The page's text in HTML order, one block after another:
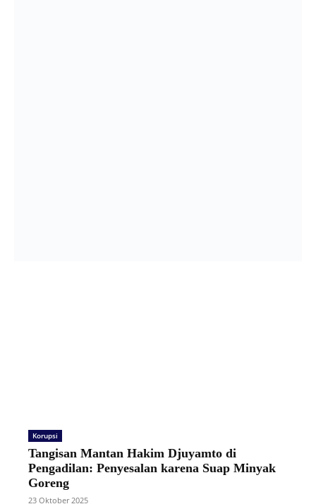
Korupsi
Tangisan Mantan Hakim Djuyamto di
Pengadilan: Penyesalan karena Suap Minyak
Goreng
23 Oktober 2025